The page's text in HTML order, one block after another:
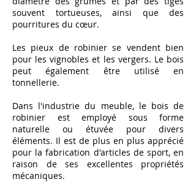
souvent tortueuses, ainsi que des
pourritures du cœur.
Les pieux de robinier se vendent bien
pour les vignobles et les vergers. Le bois
peut également être utilisé en
tonnellerie.
Dans l'industrie du meuble, le bois de
robinier est employé sous forme
naturelle ou étuvée pour divers
éléments. Il est de plus en plus apprécié
pour la fabrication d'articles de sport, en
raison de ses excellentes propriétés
mécaniques.